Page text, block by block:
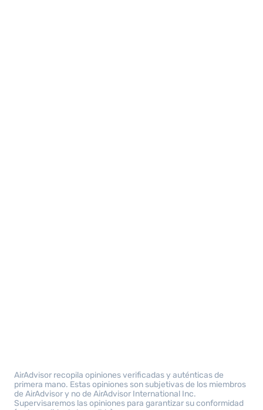
AirAdvisor recopila opiniones verificadas y auténticas de
primera mano. Estas opiniones son subjetivas de los miembros
de AirAdvisor y no de AirAdvisor International Inc.
Supervisaremos las opiniones para garantizar su conformidad